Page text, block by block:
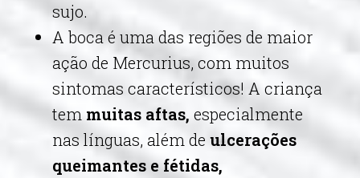
sujo.
A boca é uma das regiões de maior
ação de Mercurius, com muitos
sintomas característicos! A criança
tem muitas aftas, especialmente
nas línguas, além de ulcerações
queimantes e fétidas,